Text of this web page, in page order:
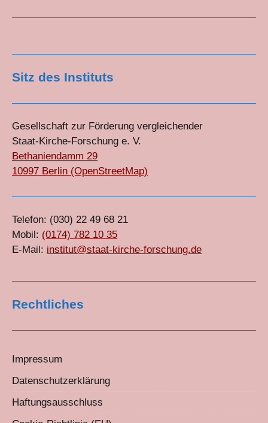
Sitz des Instituts
Gesellschaft zur Förderung vergleichender
Staat-Kirche-Forschung e. V.
Bethaniendamm 29
10997 Berlin (OpenStreetMap)
Telefon: (030) 22 49 68 21
Mobil: (0174) 782 10 35
E-Mail: institut@staat-kirche-forschung.de
Rechtliches
Impressum
Datenschutzerklärung
Haftungsausschluss